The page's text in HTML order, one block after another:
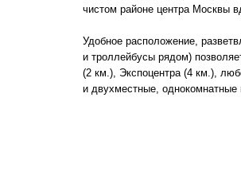
чистом районе центра Москвы
Удобное расположение,
и троллейбусы рядом)
(2 км.), Экспоцентра (4 км.),
и двухместные,